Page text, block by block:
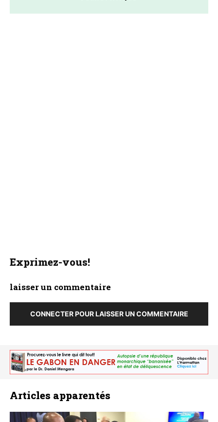
Exprimez-vous!
laisser un commentaire
CONNECTER POUR LAISSER UN COMMENTAIRE
Articles apparentés